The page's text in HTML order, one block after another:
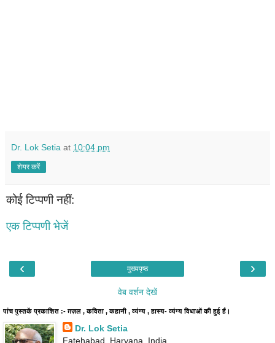
Dr. Lok Setia at 10:04 pm
शेयर करें
कोई टिप्पणी नहीं:
एक टिप्पणी भेजें
‹ ›
मुख्यपृष्ठ
वेब वर्शन देखें
पांच पुस्तकें प्रकाशित :- ग़ज़ल , कविता , कहानी , व्यंग्य , हास्य- व्यंग्य विधाओं की हुई हैं।
Dr. Lok Setia
Fatehabad, Haryana, India